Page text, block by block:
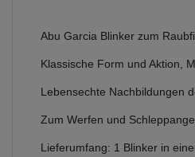
Abu Garcia Blinker zum
Klassische Form und Aktion,
Lebensechte Nachbildungen
Zum Werfen und
Lieferumfang: 1 Blinker in